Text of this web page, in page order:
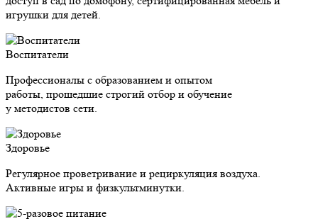
игрушки для детей.
Воспитатели
Профессионалы с образованием и опытом
работы, прошедшие строгий отбор и обучение
у методистов сети.
Здоровье
Регулярное проветривание и рециркуляция воздуха.
Активные игры и физкультминутки.